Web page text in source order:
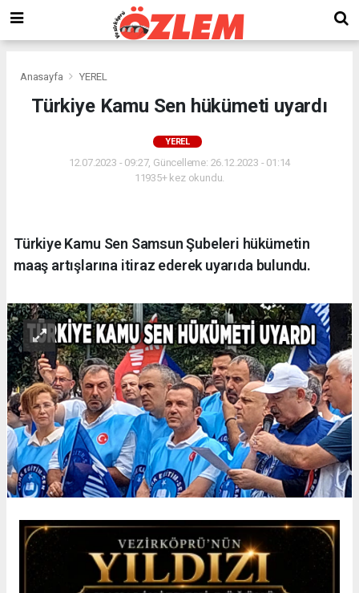
Anasayfa YEREL
Türkiye Kamu Sen hükümeti uyardı
YEREL
12.07.2023 - 09:27, Güncelleme: 26.12.2023 - 01:14
11935+ kez okundu.
Türkiye Kamu Sen Samsun Şubeleri hükümetin
maaş artışlarına itiraz ederek uyarıda bulundu.